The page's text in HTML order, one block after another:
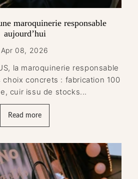
maroquinerie responsable
aujourd’hui
Apr 08, 2026
la maroquinerie responsable
choix concrets : fabrication 100
cuir issu de stocks...
Read more